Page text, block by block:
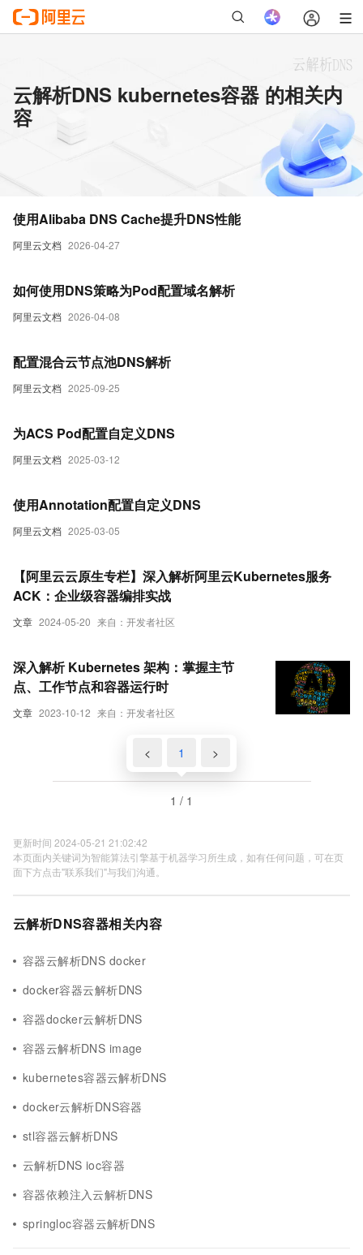
云解析DNS kubernetes容器 的相关内
容
阿里云文档 2026-04-27
使用Alibaba DNS Cache提升DNS性能
阿里云文档 2026-04-08
如何使用DNS策略为Pod配置域名解析
阿里云文档 2025-09-25
配置混合云节点池DNS解析
阿里云文档 2025-03-12
为ACS Pod配置自定义DNS
阿里云文档 2025-03-05
使用Annotation配置自定义DNS
文章 2024-05-20 来自：开发者社区
【阿里云云原生专栏】深入解析阿里云Kubernetes服务
ACK：企业级容器编排实战
文章 2023-10-12 来自：开发者社区
深入解析 Kubernetes 架构：掌握主节
点、工作节点和容器运行时
< 1 >
1 / 1
更新时间 2024-05-21 21:02:42
本页面内关键词为智能算法引擎基于机器学习所生成，如有任何问题，可在页
面下方点击"联系我们"与我们沟通。
云解析DNS容器相关内容
容器云解析DNS docker
docker容器云解析DNS
容器docker云解析DNS
容器云解析DNS image
kubernetes容器云解析DNS
docker云解析DNS容器
stl容器云解析DNS
云解析DNS ioc容器
容器依赖注入云解析DNS
springloc容器云解析DNS